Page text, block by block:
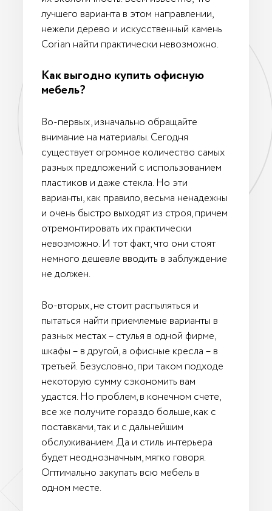
лучшего варианта в этом направлении,
нежели дерево и искусственный камень
Corian найти практически невозможно.
Как выгодно купить офисную
мебель?
Во-первых, изначально обращайте
внимание на материалы. Сегодня
существует огромное количество самых
разных предложений с использованием
пластиков и даже стекла. Но эти
варианты, как правило, весьма ненадежны
и очень быстро выходят из строя, причем
отремонтировать их практически
невозможно. И тот факт, что они стоят
немного дешевле вводить в заблуждение
не должен.
Во-вторых, не стоит распыляться и
пытаться найти приемлемые варианты в
разных местах – стулья в одной фирме,
шкафы – в другой, а офисные кресла – в
третьей. Безусловно, при таком подходе
некоторую сумму сэкономить вам
удастся. Но проблем, в конечном счете,
все же получите гораздо больше, как с
поставками, так и с дальнейшим
обслуживанием. Да и стиль интерьера
будет неоднозначным, мягко говоря.
Оптимально закупать всю мебель в
одном месте.